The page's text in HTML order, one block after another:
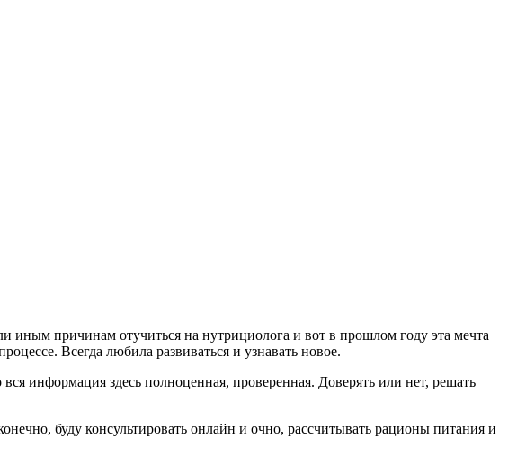
иным причинам отучиться на нутрициолога и вот в прошлом году эта мечта
Всегда любила развиваться и узнавать новое.
информация здесь полноценная, проверенная. Доверять или нет, решать
буду консультировать онлайн и очно, рассчитывать рационы питания и